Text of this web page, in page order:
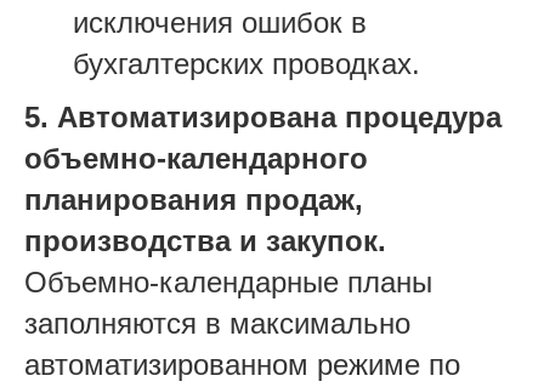
исключения ошибок в
бухгалтерских проводках.
5. Автоматизирована процедура
объемно-календарного
планирования продаж,
производства и закупок.
Объемно-календарные планы
заполняются в максимально
автоматизированном режиме по